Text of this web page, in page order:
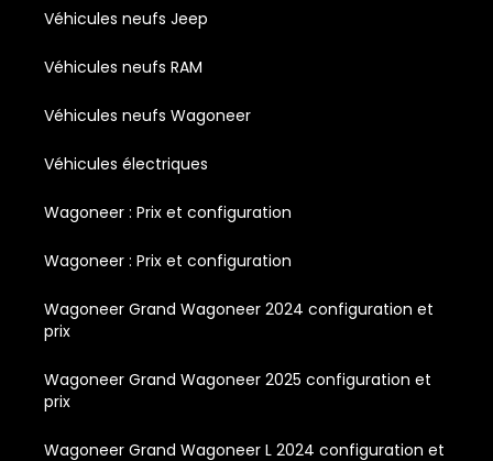
Véhicules neufs Jeep
Véhicules neufs RAM
Véhicules neufs Wagoneer
Véhicules électriques
Wagoneer : Prix et configuration
Wagoneer : Prix et configuration
Wagoneer Grand Wagoneer 2024 configuration et
prix
Wagoneer Grand Wagoneer 2025 configuration et
prix
Wagoneer Grand Wagoneer L 2024 configuration et